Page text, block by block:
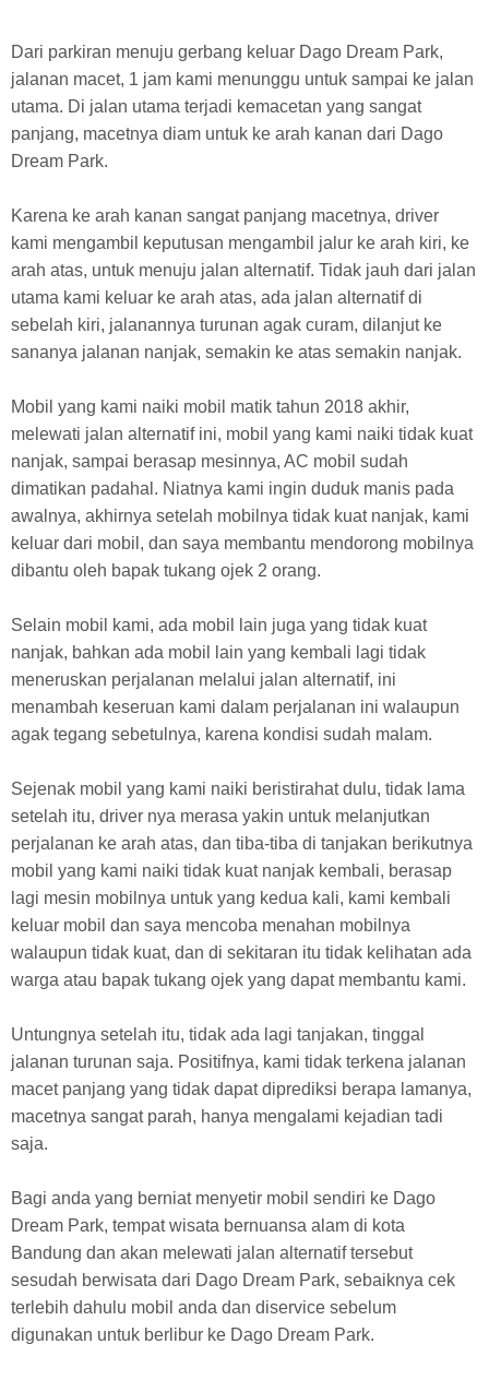
Dari parkiran menuju gerbang keluar Dago Dream Park,
jalanan macet, 1 jam kami menunggu untuk sampai ke jalan
utama. Di jalan utama terjadi kemacetan yang sangat
panjang, macetnya diam untuk ke arah kanan dari Dago
Dream Park.
Karena ke arah kanan sangat panjang macetnya, driver
kami mengambil keputusan mengambil jalur ke arah kiri, ke
arah atas, untuk menuju jalan alternatif. Tidak jauh dari jalan
utama kami keluar ke arah atas, ada jalan alternatif di
sebelah kiri, jalanannya turunan agak curam, dilanjut ke
sananya jalanan nanjak, semakin ke atas semakin nanjak.
Mobil yang kami naiki mobil matik tahun 2018 akhir,
melewati jalan alternatif ini, mobil yang kami naiki tidak kuat
nanjak, sampai berasap mesinnya, AC mobil sudah
dimatikan padahal. Niatnya kami ingin duduk manis pada
awalnya, akhirnya setelah mobilnya tidak kuat nanjak, kami
keluar dari mobil, dan saya membantu mendorong mobilnya
dibantu oleh bapak tukang ojek 2 orang.
Selain mobil kami, ada mobil lain juga yang tidak kuat
nanjak, bahkan ada mobil lain yang kembali lagi tidak
meneruskan perjalanan melalui jalan alternatif, ini
menambah keseruan kami dalam perjalanan ini walaupun
agak tegang sebetulnya, karena kondisi sudah malam.
Sejenak mobil yang kami naiki beristirahat dulu, tidak lama
setelah itu, driver nya merasa yakin untuk melanjutkan
perjalanan ke arah atas, dan tiba-tiba di tanjakan berikutnya
mobil yang kami naiki tidak kuat nanjak kembali, berasap
lagi mesin mobilnya untuk yang kedua kali, kami kembali
keluar mobil dan saya mencoba menahan mobilnya
walaupun tidak kuat, dan di sekitaran itu tidak kelihatan ada
warga atau bapak tukang ojek yang dapat membantu kami.
Untungnya setelah itu, tidak ada lagi tanjakan, tinggal
jalanan turunan saja. Positifnya, kami tidak terkena jalanan
macet panjang yang tidak dapat diprediksi berapa lamanya,
macetnya sangat parah, hanya mengalami kejadian tadi
saja.
Bagi anda yang berniat menyetir mobil sendiri ke Dago
Dream Park, tempat wisata bernuansa alam di kota
Bandung dan akan melewati jalan alternatif tersebut
sesudah berwisata dari Dago Dream Park, sebaiknya cek
terlebih dahulu mobil anda dan diservice sebelum
digunakan untuk berlibur ke Dago Dream Park.